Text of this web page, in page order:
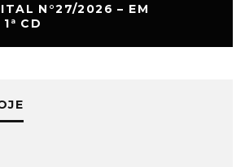
N°27/2026 – EM
CD